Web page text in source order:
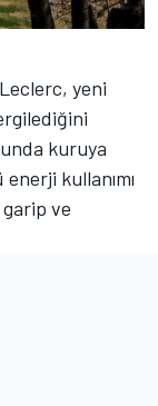
yeni
kuruya
kullanımı
ve